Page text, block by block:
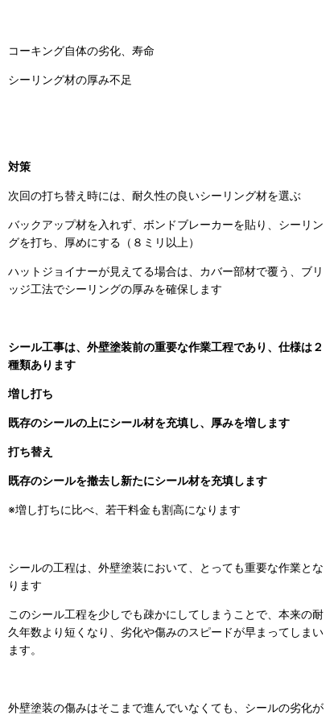
コーキング自体の劣化、寿命
シーリング材の厚み不足
対策
次回の打ち替え時には、耐久性の良いシーリング材を選ぶ
バックアップ材を入れず、ボンドブレーカーを貼り、シーリン
グを打ち、厚めにする（８ミリ以上）
ハットジョイナーが見えてる場合は、カバー部材で覆う、ブリ
ッジ工法でシーリングの厚みを確保します
シール工事は、外壁塗装前の重要な作業工程であり、仕様は２
種類あります
増し打ち
既存のシールの上にシール材を充填し、厚みを増します
打ち替え
既存のシールを撤去し新たにシール材を充填します
※増し打ちに比べ、若干料金も割高になります
シールの工程は、外壁塗装において、とっても重要な作業とな
ります
このシール工程を少しでも疎かにしてしまうことで、本来の耐
久年数より短くなり、劣化や傷みのスピードが早まってしまい
ます。
外壁塗装の傷みはそこまで進んでいなくても、シールの劣化が